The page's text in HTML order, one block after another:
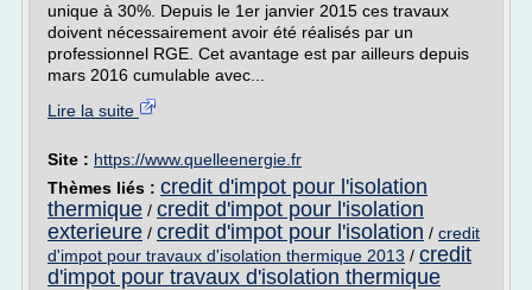
unique à 30%. Depuis le 1er janvier 2015 ces travaux
doivent nécessairement avoir été réalisés par un
professionnel RGE. Cet avantage est par ailleurs depuis
mars 2016 cumulable avec...
Lire la suite
Site : https://www.quelleenergie.fr
Thèmes liés : credit d'impot pour l'isolation
thermique / credit d'impot pour l'isolation
exterieure / credit d'impot pour l'isolation / credit
d'impot pour travaux d'isolation thermique 2013 / credit
d'impot pour travaux d'isolation thermique